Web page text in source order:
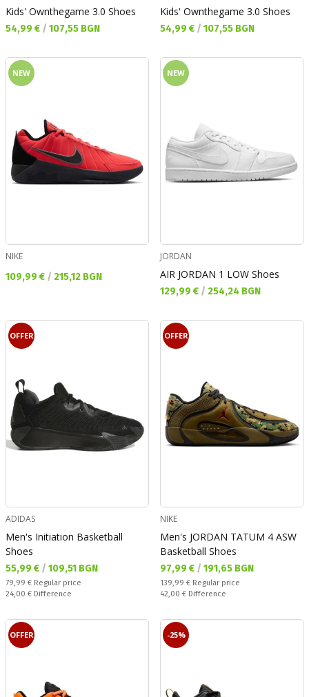
Kids' Ownthegame 3.0 Shoes
Текуща цена:
54,99 € / 107,55 BGN
Kids' Ownthegame 3.0 Shoes
Текуща цена:
54,99 € / 107,55 BGN
NEW
NIKE
Текуща цена:
109,99 € / 215,12 BGN
NEW
JORDAN
AIR JORDAN 1 LOW Shoes
Текуща цена:
129,99 € / 254,24 BGN
OFFER
ADIDAS
Men's Initiation Basketball
Shoes
Текуща цена:
55,99 € / 109,51 BGN
Regular price:
79,99 € Regular price
Спестявате:
24,00 € Difference
OFFER
NIKE
Men's JORDAN TATUM 4 ASW
Basketball Shoes
Текуща цена:
97,99 € / 191,65 BGN
Regular price:
139,99 € Regular price
Спестявате:
42,00 € Difference
OFFER -25%